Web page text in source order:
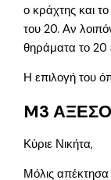
ο κράχτης και
του 20. Αν
θηράματα το 20
Η επιλογή του
M3
Κύριε Νικήτα,
Μόλις